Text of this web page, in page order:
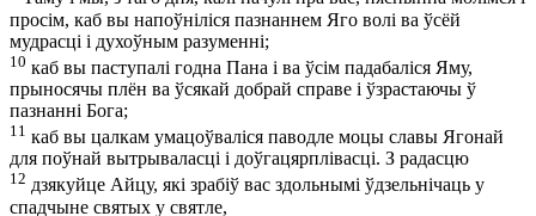
просім, каб вы напоўніліся пазнаннем Яго волі ва ўсёй
мудрасці і духоўным разуменні;
10 каб вы паступалі годна Пана і ва ўсім падабаліся Яму,
прыносячы плён ва ўсякай добрай справе і ўзрастаючы ў
пазнанні Бога;
11 каб вы цалкам умацоўваліся паводле моцы славы Ягонай
для поўнай вытрываласці і доўгацярплівасці. З радасцю
12 дзякуйце Айцу, які зрабіў вас здольнымі ўдзельнічаць у
спадчыне святых у святле,